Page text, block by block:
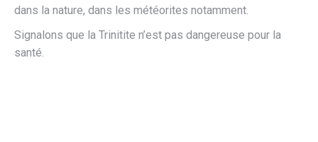
dans la nature, dans les météorites notamment.
Signalons que la Trinitite n’est pas dangereuse pour la
santé.